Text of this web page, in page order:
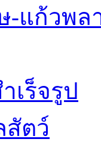
-แก้วพล
เร็จรูป
สัตว์